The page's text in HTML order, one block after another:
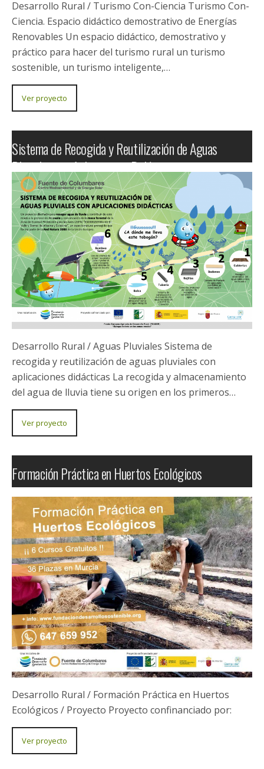
Desarrollo Rural / Charcas Solares Itinerario Turístico
Ambiental por la Red de Charcas Solares para la
mejora de la biodiversidad Una iniciativa para
Turismo Con-Ciencia. Espacio didáctico demostrativo
de energías renovables
Desarrollo Rural / Turismo Con-Ciencia Turismo Con-
Ciencia. Espacio didáctico demostrativo de Energías
práctico para hacer del turismo rural un turismo
sostenible, un turismo inteligente,…
Sistema de Recogida y Reutilización de Aguas
Pluviales con Aplicaciones Didácticas
Desarrollo Rural / Aguas Pluviales Sistema de
recogida y reutilización de aguas pluviales con
aplicaciones didácticas La recogida y almacenamiento